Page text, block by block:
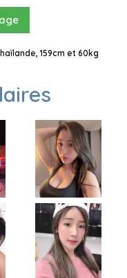
159cm et 60kg